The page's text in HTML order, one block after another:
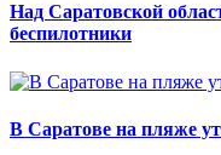
Над Саратовской
беспилотники
В Саратове на пляже